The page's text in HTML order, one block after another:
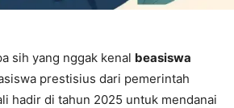
sih yang nggak kenal beasiswa
prestisius dari pemerintah
hadir di tahun 2025 untuk mendanai